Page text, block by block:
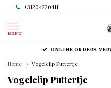
+31204220411
MENU
ONLINE ORDERS
Home Vogelclip Puttertje
Vogelclip Puttertje